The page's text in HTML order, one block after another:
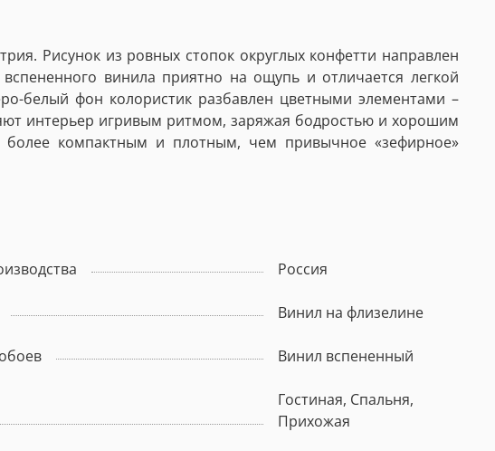
Рисунок из ровных стопок округлых конфетти направлен
винила приятно на ощупь и отличается легкой
белый фон колористик разбавлен цветными элементами –
интерьер игривым ритмом, заряжая бодростью и хорошим
компактным и плотным, чем привычное «зефирное»
Россия
Винил на флизелине
Винил вспененный
Гостиная, Спальня,
Прихожая